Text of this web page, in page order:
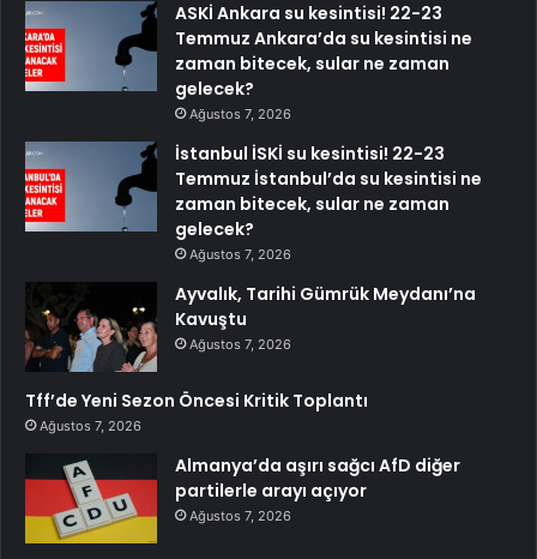
ASKİ Ankara su kesintisi! 22-23
Temmuz Ankara’da su kesintisi ne
zaman bitecek, sular ne zaman
gelecek?
Ağustos 7, 2026
İstanbul İSKİ su kesintisi! 22-23
Temmuz İstanbul’da su kesintisi ne
zaman bitecek, sular ne zaman
gelecek?
Ağustos 7, 2026
Ayvalık, Tarihi Gümrük Meydanı’na
Kavuştu
Ağustos 7, 2026
Tff’de Yeni Sezon Öncesi Kritik Toplantı
Ağustos 7, 2026
Almanya’da aşırı sağcı AfD diğer
partilerle arayı açıyor
Ağustos 7, 2026